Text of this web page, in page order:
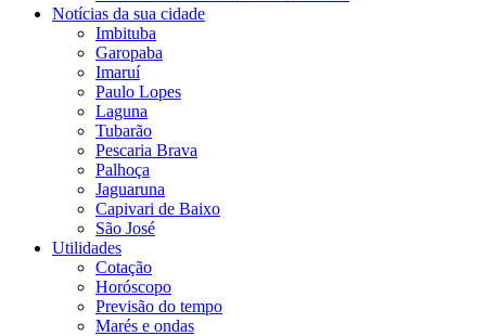
Notícias da sua cidade
Imbituba
Garopaba
Imaruí
Paulo Lopes
Laguna
Tubarão
Pescaria Brava
Palhoça
Jaguaruna
Capivari de Baixo
São José
Utilidades
Cotação
Horóscopo
Previsão do tempo
Marés e ondas